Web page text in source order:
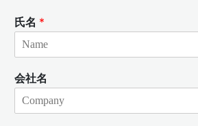
氏名 *
会社名